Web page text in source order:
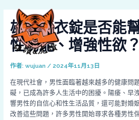
雄贊膜衣錠是否能
性功能、增強性欲？
作者: wujuan / 2024年11月13日
在現代社會，男性面臨著越來越多的健康問
礙，已成為許多人生活中的困擾。陽痿、早
響男性的自信心和性生活品質，還可能對婚
改善這些問題，許多男性開始尋求各種男性
navigation